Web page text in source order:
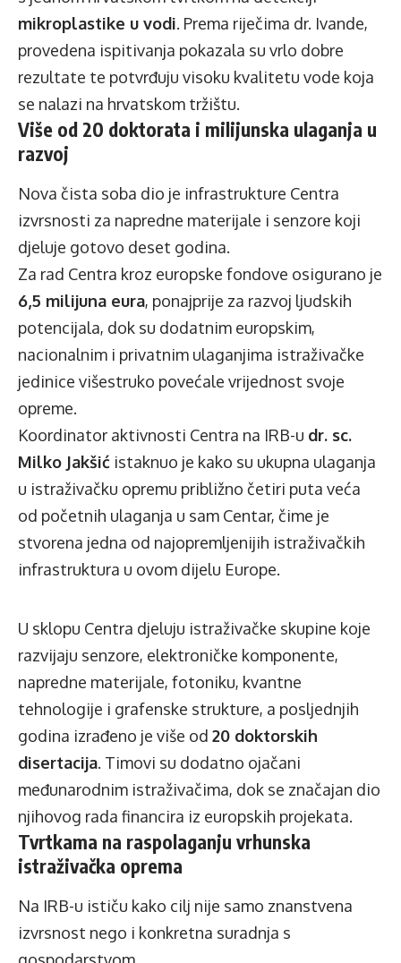
mikroplastike u vodi. Prema riječima dr. Ivande,
provedena ispitivanja pokazala su vrlo dobre
rezultate te potvrđuju visoku kvalitetu vode koja
se nalazi na hrvatskom tržištu.
Više od 20 doktorata i milijunska ulaganja u
razvoj
Nova čista soba dio je infrastrukture Centra
izvrsnosti za napredne materijale i senzore koji
djeluje gotovo deset godina.
Za rad Centra kroz europske fondove osigurano je
6,5 milijuna eura, ponajprije za razvoj ljudskih
potencijala, dok su dodatnim europskim,
nacionalnim i privatnim ulaganjima istraživačke
jedinice višestruko povećale vrijednost svoje
opreme.
Koordinator aktivnosti Centra na IRB-u dr. sc.
Milko Jakšić istaknuo je kako su ukupna ulaganja
u istraživačku opremu približno četiri puta veća
od početnih ulaganja u sam Centar, čime je
stvorena jedna od najopremljenijih istraživačkih
infrastruktura u ovom dijelu Europe.
U sklopu Centra djeluju istraživačke skupine koje
razvijaju senzore, elektroničke komponente,
napredne materijale, fotoniku, kvantne
tehnologije i grafenske strukture, a posljednjih
godina izrađeno je više od 20 doktorskih
disertacija. Timovi su dodatno ojačani
međunarodnim istraživačima, dok se značajan dio
njihovog rada financira iz europskih projekata.
Tvrtkama na raspolaganju vrhunska
istraživačka oprema
Na IRB-u ističu kako cilj nije samo znanstvena
izvrsnost nego i konkretna suradnja s